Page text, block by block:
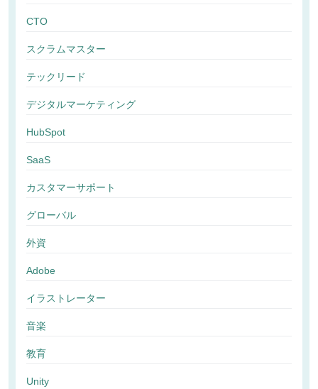
CTO
スクラムマスター
テックリード
デジタルマーケティング
HubSpot
SaaS
カスタマーサポート
グローバル
外資
Adobe
イラストレーター
音楽
教育
Unity